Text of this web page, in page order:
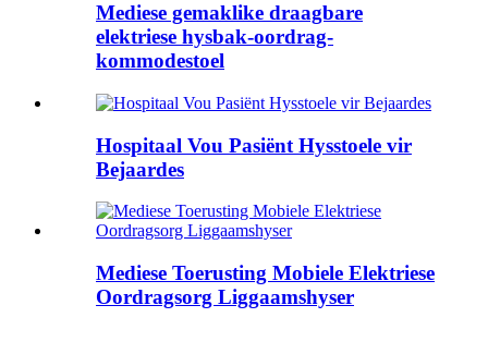
Mediese gemaklike draagbare
elektriese hysbak-oordrag-
kommodestoel
Hospitaal Vou Pasiënt Hysstoele vir
Bejaardes
Mediese Toerusting Mobiele Elektriese
Oordragsorg Liggaamshyser